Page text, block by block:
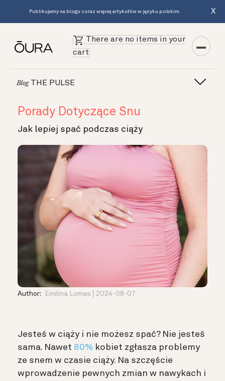
Publikujemy na blogu coraz więcej artykułów w języku polskim. X
There are no items in your
cart
BlogTHE PULSE
Porady Dotyczące Snu
Jak lepiej spać podczas ciąży
Author: Emilina Lomas 2024-08-07
Jesteś w ciąży i nie możesz spać? Nie jesteś
sama. Nawet 80% kobiet zgłasza problemy
ze snem w czasie ciąży. Na szczęście
wprowadzenie pewnych zmian w nawykach i